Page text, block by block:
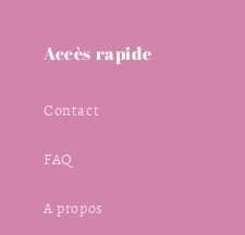
Accès rapide
Contact
FAQ
A propos